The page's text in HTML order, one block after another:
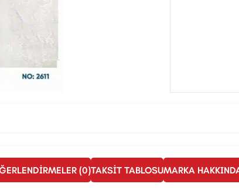
(0)TAKSIT TABLOSUMARKA